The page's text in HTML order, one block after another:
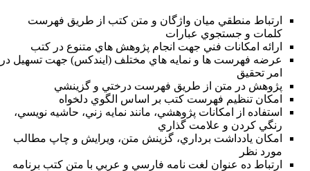
ارتباط منطقي ميان واژگان و متن کتب از طريق فهرست
کلمات و جستجوي عبارات
ارائه امکانات فني جهت انجام پژوهش هاي متنوع در کتب
عرضه فهرست ها و نمايه هاي مختلف (ايندکس) جهت تسهيل در
امر تحقيق
پژوهش در متن از طريق فهرست درختي و گزينشي
امکان تنظيم فهرست کتب بر اساس الگوي دلخواه
استفاده از امکانات پژوهشي، مانند نمايه زني، حاشيه نويسي،
رنگي کردن و علامت گذاري
امکان يادداشت برداري، گزينش متن، ويرايش و چاپ مطالب
مورد نظر
ارتباط ده عنوان لغت نامه فارسي و عربي با متن کتب برنامه